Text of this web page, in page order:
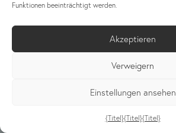
Funktionen beeinträchtigt werden.
Akzeptieren
Verweigern
Einstellungen ansehen
{Titel}{Titel}{Titel}